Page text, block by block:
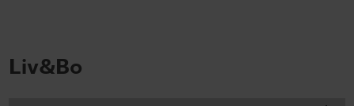
Liv&Bo